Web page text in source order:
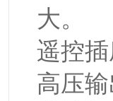
大。
遥控
高压